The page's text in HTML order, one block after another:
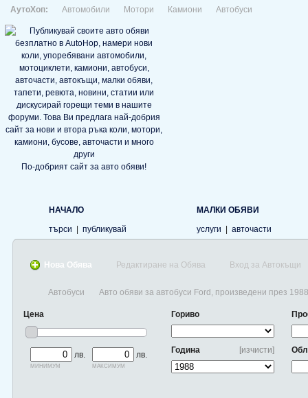
АутоХоп: Автомобили Мотори Камиони Автобуси
По-добрият сайт за авто обяви!
НАЧАЛО
търси
публикувай
МАЛКИ ОБЯВИ
услуги
авточасти
Нова Обява Редактиране на Обява Вход за Автокъщи
Автобуси Авто обяви за автобуси Ford, произведени през
Цена
лв.
минимум
лв.
максимум
Гориво
[изчисти]
Година